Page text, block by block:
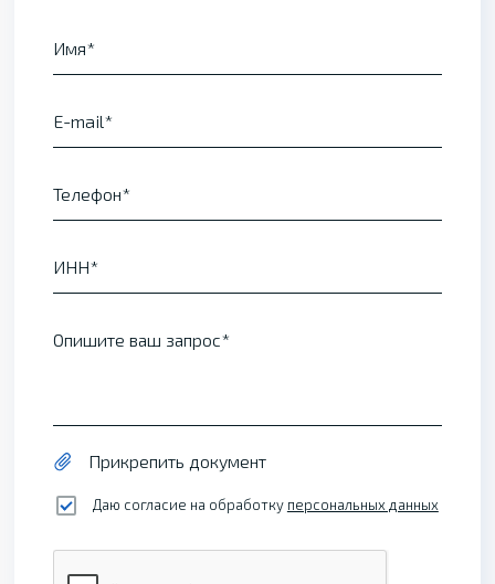
Имя
E-mail
Телефон
ИНН
Опишите ваш запрос
Прикрепить документ
Даю согласие на обработку персональных данных